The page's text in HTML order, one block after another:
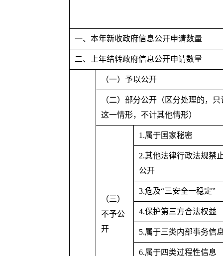
一、本年新收政府信息公开申请数量
二、上年结转政府信息公开申请数量
（一）予以公开
（二）部分公开（区分处理的，
只
这一情形，不计其他情形）
（三）
不予公
开
1.属于国家秘密
2.其他法律行政法规禁
公开
3.危及“三安全一稳定”
4.保护第三方合法权益
5.属于三类内部事务信
6.属于四类过程性信息